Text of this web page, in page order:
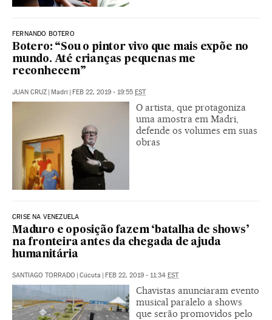
FERNANDO BOTERO
Botero: “Sou o pintor vivo que mais expõe no
mundo. Até crianças pequenas me
reconhecem”
JUAN CRUZ | Madri | FEB 22, 2019 - 19:55 EST
O artista, que protagoniza
uma amostra em Madri,
defende os volumes em suas
obras
CRISE NA VENEZUELA
Maduro e oposição fazem ‘batalha de shows’
na fronteira antes da chegada de ajuda
humanitária
SANTIAGO TORRADO | Cúcuta | FEB 22, 2019 - 11:34 EST
Chavistas anunciaram evento
musical paralelo a shows
que serão promovidos pelo